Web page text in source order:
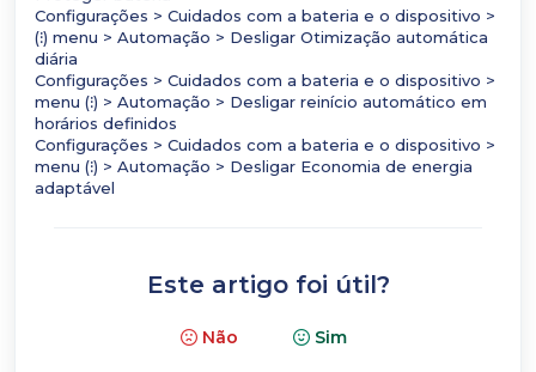
Configurações > Cuidados com a bateria e o dispositivo >
(⁝) menu > Automação > Desligar Otimização automática
diária
Configurações > Cuidados com a bateria e o dispositivo >
menu (⁝) > Automação > Desligar reinício automático em
horários definidos
Configurações > Cuidados com a bateria e o dispositivo >
menu (⁝) > Automação > Desligar Economia de energia
adaptável
Este artigo foi útil?
Não Sim